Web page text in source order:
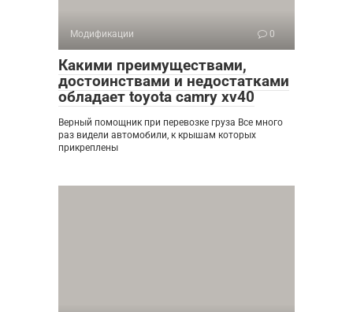
Модификации 0
Какими преимуществами,
достоинствами и недостатками
обладает toyota camry xv40
Верный помощник при перевозке груза Все много
раз видели автомобили, к крышам которых
прикреплены